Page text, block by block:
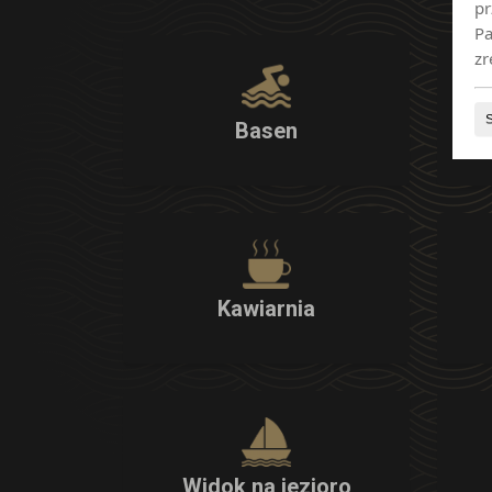
Basen
Kawiarnia
Widok na jezioro